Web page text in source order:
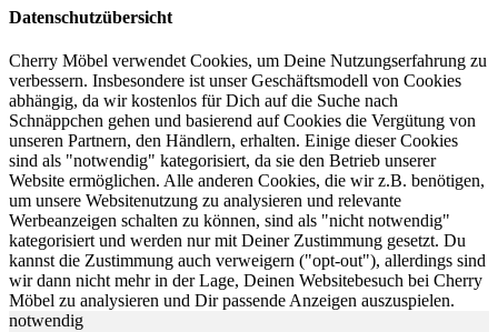
Datenschutzübersicht
Cherry Möbel verwendet Cookies, um Deine Nutzungserfahrung zu
verbessern. Insbesondere ist unser Geschäftsmodell von Cookies
abhängig, da wir kostenlos für Dich auf die Suche nach
Schnäppchen gehen und basierend auf Cookies die Vergütung von
unseren Partnern, den Händlern, erhalten. Einige dieser Cookies
sind als "notwendig" kategorisiert, da sie den Betrieb unserer
Website ermöglichen. Alle anderen Cookies, die wir z.B. benötigen,
um unsere Websitenutzung zu analysieren und relevante
Werbeanzeigen schalten zu können, sind als "nicht notwendig"
kategorisiert und werden nur mit Deiner Zustimmung gesetzt. Du
kannst die Zustimmung auch verweigern ("opt-out"), allerdings sind
wir dann nicht mehr in der Lage, Deinen Websitebesuch bei Cherry
Möbel zu analysieren und Dir passende Anzeigen auszuspielen.
notwendig